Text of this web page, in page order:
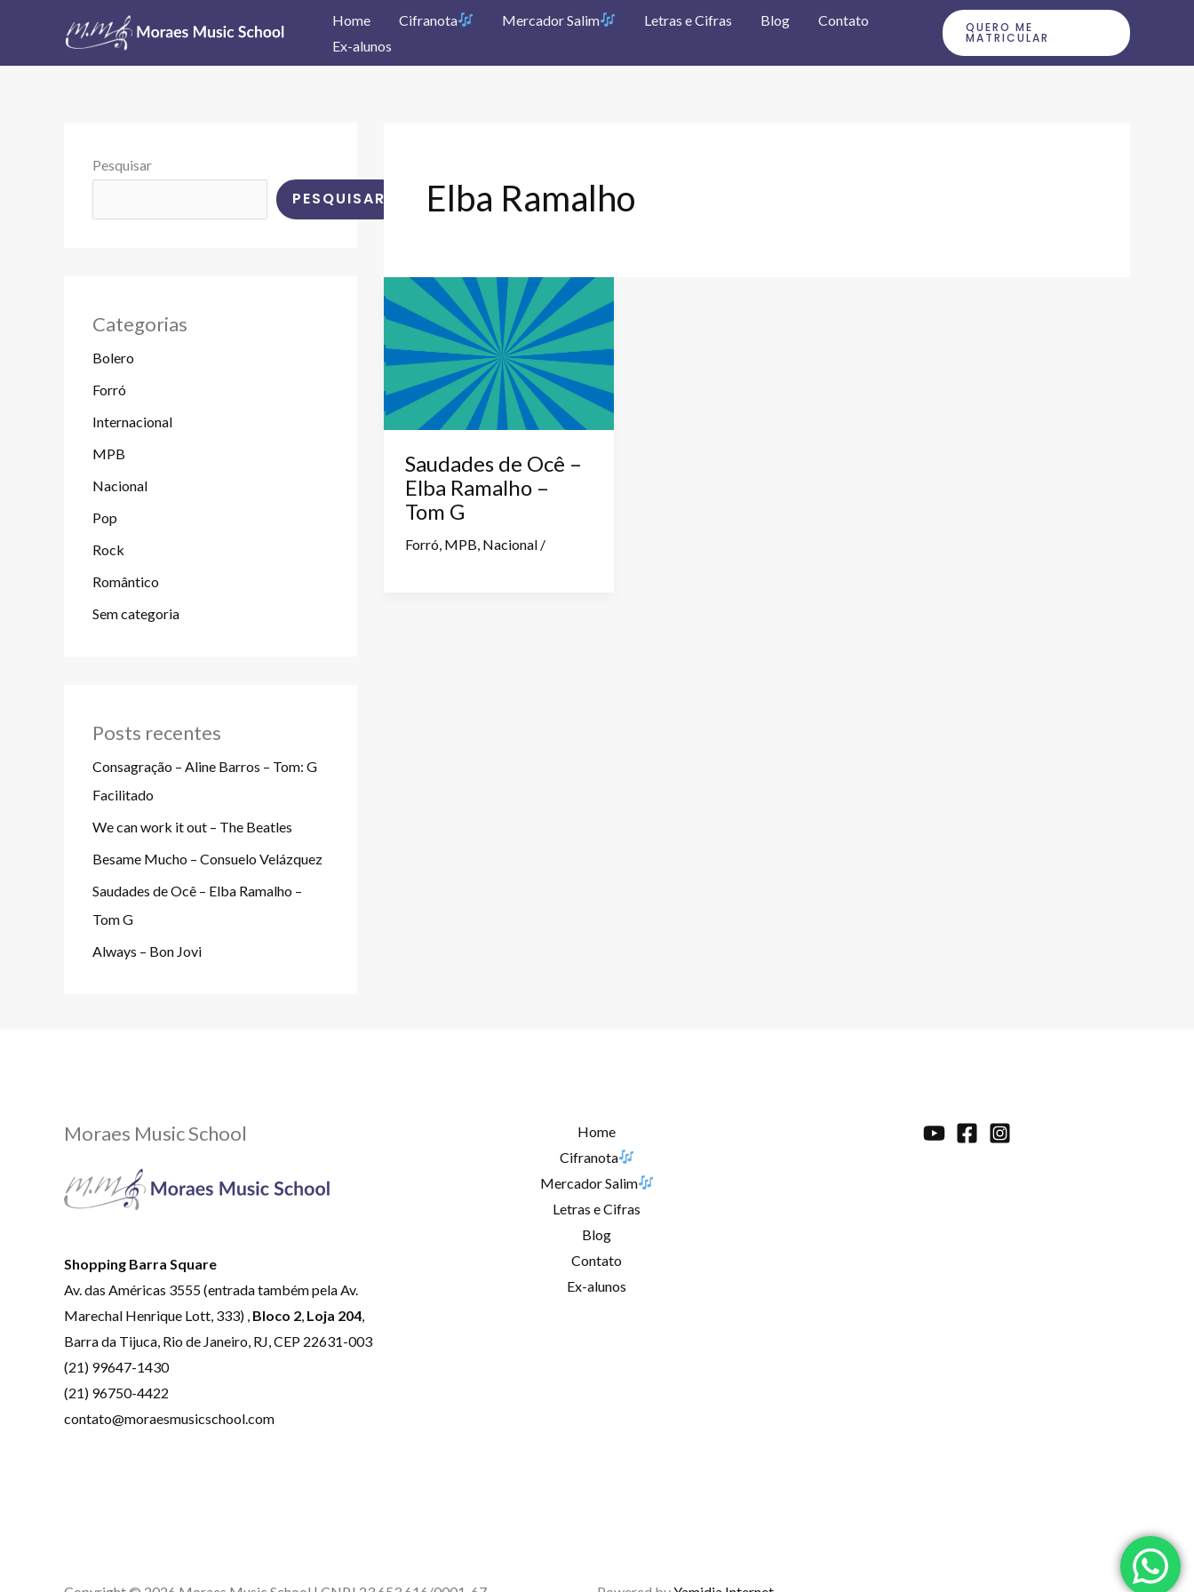
o
Home Cifranota Mercador Salim Letras e Cifras Blog
Contato
Ex-alunos
QUERO ME
MATRICULAR
Pesquisar
PESQUISAR
Categorias
Bolero
Forró
Internacional
MPB
Nacional
Pop
Rock
Romântico
Sem categoria
Posts recentes
Consagração – Aline Barros – Tom: G
Facilitado
We can work it out – The Beatles
Besame Mucho – Consuelo Velázquez
Saudades de Ocê – Elba Ramalho –
Tom G
Always – Bon Jovi
Elba Ramalho
Saudades de Ocê –
Elba Ramalho –
Tom G
Forró, MPB, Nacional /
Moraes Music School
Shopping Barra Square
Av. das Américas 3555 (entrada também pela Av.
Marechal Henrique Lott, 333) , Bloco 2, Loja 204,
Barra da Tijuca, Rio de Janeiro, RJ, CEP 22631-003
(21) 99647-1430
(21) 96750-4422
contato@moraesmusicschool.com
Home
Cifranota
Mercador Salim
Letras e Cifras
Blog
Contato
Ex-alunos